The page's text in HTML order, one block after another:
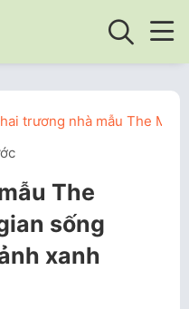
trương nhà mẫu The
The
sống
xanh